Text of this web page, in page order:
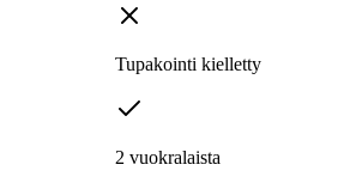
Tupakointi kielletty
2 vuokralaista